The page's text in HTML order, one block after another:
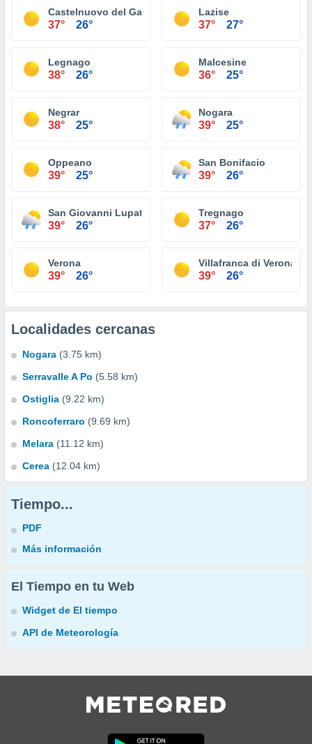
Castelnuovo del Garda
37° 26°
Lazise
37° 27°
Legnago
38° 26°
Malcesine
36° 25°
Negrar
38° 25°
Nogara
39° 25°
Oppeano
39° 25°
San Bonifacio
39° 26°
San Giovanni Lupatoto
39° 26°
Tregnago
37° 26°
Verona
39° 26°
Villafranca di Verona
39° 26°
Localidades cercanas
Nogara (3.75 km)
Serravalle A Po (5.58 km)
Ostiglia (9.22 km)
Roncoferraro (9.69 km)
Melara (11.12 km)
Cerea (12.04 km)
Tiempo...
PDF
Más información
El Tiempo en tu Web
Widget de El tiempo
API de Meteorología